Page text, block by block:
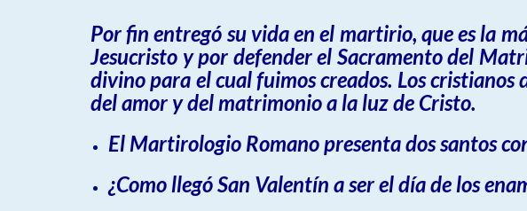
Por fin entregó su vida en el martirio, que es la
Jesucristo y por defender el Sacramento del
divino para el cual fuimos creados. Los
del amor y del matrimonio a la luz de Cristo.
El Martirologio Romano presenta dos santos
¿Como llegó San Valentín a ser el día de los